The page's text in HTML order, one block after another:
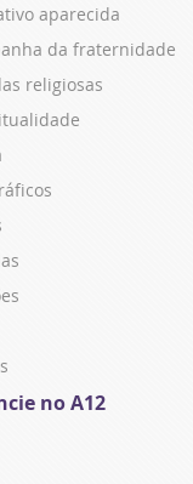
aparecida
da fraternidade
religiosas
no A12